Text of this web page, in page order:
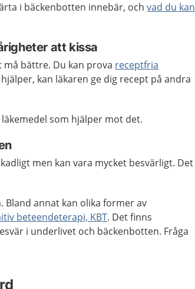
i bäckenbotten innebär, ochvad du kan
att kissa
må bättre. Du kan prova receptfria
kan läkaren ge dig recept på andra
som hjälper mot det.
men kan vara mycket besvärligt. Det
annat kan olika former av
beteendeterapi, KBT. Det finns
i underlivet och bäckenbotten. Fråga